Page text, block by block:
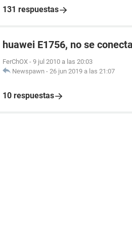
131 respuestas
huawei E1756, no se
FerChOX - 9 jul 2010 a las 20:03
Newspawn - 26 jun 2019 a las 21:07
10 respuestas